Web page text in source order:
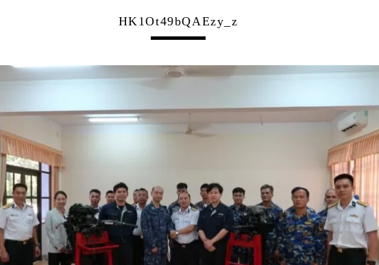
HK1Ot49bQAEzy_z